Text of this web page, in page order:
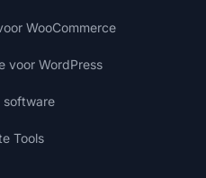
WooCommerce
voor WordPress
software
Tools